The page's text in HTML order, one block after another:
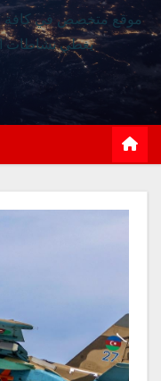
موقع متخصص في كافة
يغطي نشاطات